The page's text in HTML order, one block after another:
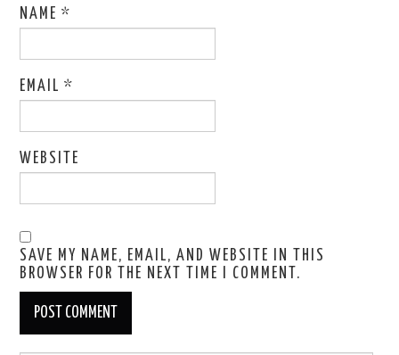
NAME*
EMAIL*
WEBSITE
SAVE MY NAME, EMAIL, AND WEBSITE IN THIS
BROWSER FOR THE NEXT TIME I COMMENT.